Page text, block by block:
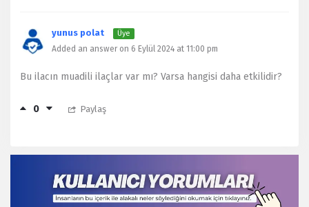
yunus polat Üye
Added an answer on 6 Eylül 2024 at 11:00 pm
Bu ilacın muadili ilaçlar var mı? Varsa hangisi daha etkilidir?
0 Paylaş